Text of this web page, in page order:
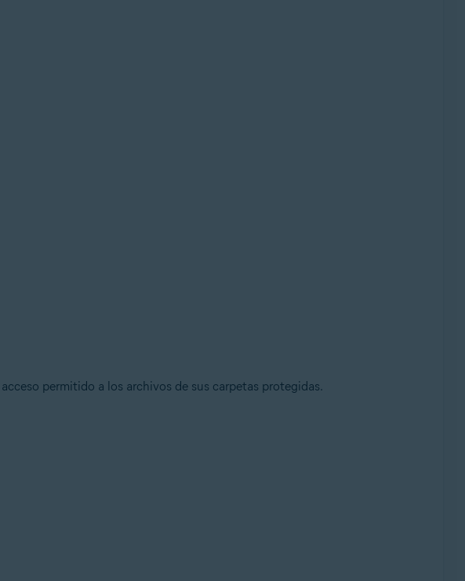
permitido a los archivos de sus carpetas protegidas.